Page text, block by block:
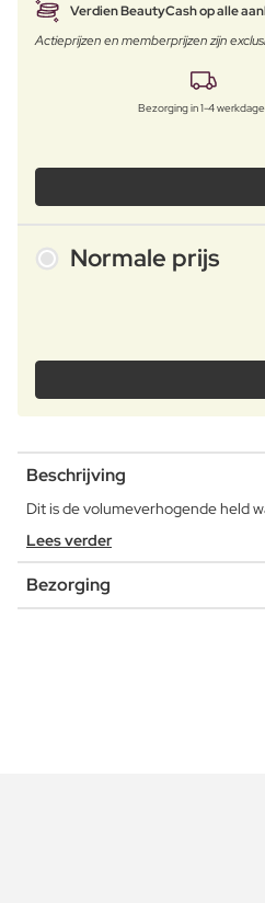
Verdien BeautyCash op alle
Actieprijzen en memberprijzen zijn
Bezorging in 1-4
Normale prijs
Beschrijving
Dit is de volumeverhogende held
Lees verder
Bezorging